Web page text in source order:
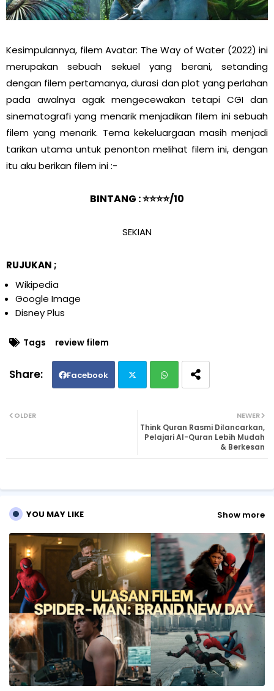
Kesimpulannya, filem Avatar: The Way of Water (2022) ini
merupakan sebuah sekuel yang berani, setanding
dengan filem pertamanya, durasi dan plot yang perlahan
pada awalnya agak mengecewakan tetapi CGI dan
sinematografi yang menarik menjadikan filem ini sebuah
filem yang menarik. Tema kekeluargaan masih menjadi
tarikan utama untuk penonton melihat filem ini, dengan
itu aku berikan filem ini :-
BINTANG : ⭐⭐⭐⭐/10
SEKIAN
RUJUKAN ;
Wikipedia
Google Image
Disney Plus
Tags review filem
Facebook
ats
NEWER
Think Quran Rasmi Dilancarkan,
Pelajari Al-Quran Lebih Mudah
& Berkesan
OLDER
YOU MAY LIKE Show more